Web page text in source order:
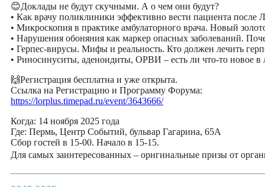
😊Доклады не будут скучными. А о чем они будут?
• Как врачу поликлиники эффективно вести пациента после
• Микроскопия в практике амбулаторного врача. Новый
• Нарушения обоняния как маркер опасных заболеваний.
• Герпес-вирусы. Мифы и реальность. Кто должен лечить
• Риносинуситы, аденоидиты, ОРВИ – есть ли что-то новое в
🙌Регистрация бесплатна и уже открыта.
Ссылка на Регистрацию и Программу Форума:
https://lorplus.timepad.ru/event/3643666/
Когда: 14 ноября 2025 года
Где: Пермь, Центр Событий, бульвар Гагарина, 65А
Сбор гостей в 15-00. Начало в 15-15.
Для самых заинтересованных – оригинальные призы от